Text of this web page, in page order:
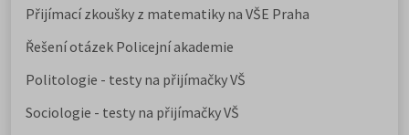
Přijímací zkoušky z matematiky na VŠE Praha
Řešení otázek Policejní akademie
Politologie - testy na přijímačky VŠ
Sociologie - testy na přijímačky VŠ